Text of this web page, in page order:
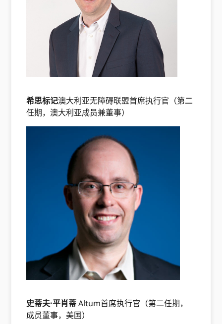
希思标记澳大利亚无障碍联盟首席执行官（第二
任期，澳大利亚成员兼董事）
史蒂夫·平肖蒂Altum首席执行官（第二任期，
成员董事，美国）